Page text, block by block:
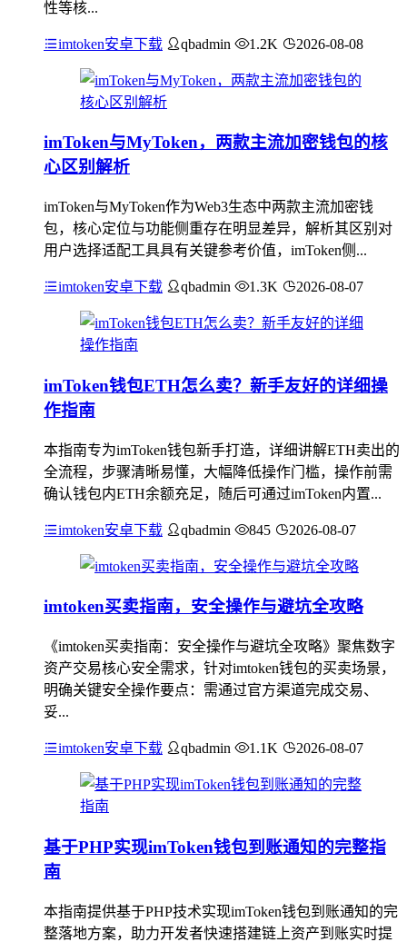
性等核...
imtoken安卓下载 qbadmin 1.2K 2026-08-08
imToken与MyToken，两款主流加密钱包的核
心区别解析
imToken与MyToken作为Web3生态中两款主流加密钱
包，核心定位与功能侧重存在明显差异，解析其区别对
用户选择适配工具具有关键参考价值，imToken侧...
imtoken安卓下载 qbadmin 1.3K 2026-08-07
imToken钱包ETH怎么卖？新手友好的详细操
作指南
本指南专为imToken钱包新手打造，详细讲解ETH卖出的
全流程，步骤清晰易懂，大幅降低操作门槛，操作前需
确认钱包内ETH余额充足，随后可通过imToken内置...
imtoken安卓下载 qbadmin 845 2026-08-07
imtoken买卖指南，安全操作与避坑全攻略
《imtoken买卖指南：安全操作与避坑全攻略》聚焦数字
资产交易核心安全需求，针对imtoken钱包的买卖场景，
明确关键安全操作要点：需通过官方渠道完成交易、
妥...
imtoken安卓下载 qbadmin 1.1K 2026-08-07
基于PHP实现imToken钱包到账通知的完整指
南
本指南提供基于PHP技术实现imToken钱包到账通知的完
整落地方案，助力开发者快速搭建链上资产到账实时提